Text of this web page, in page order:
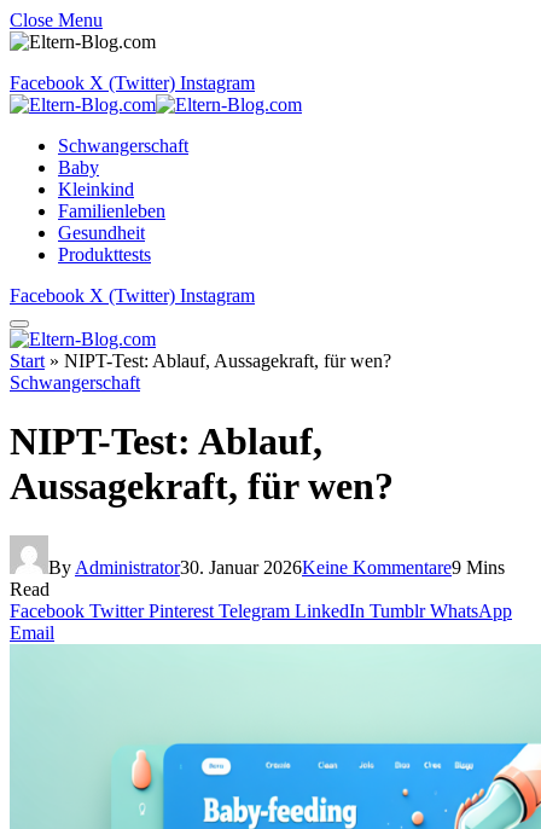
Close Menu
Facebook X (Twitter) Instagram
Schwangerschaft
Baby
Kleinkind
Familienleben
Gesundheit
Produkttests
Facebook X (Twitter) Instagram
Start » NIPT-Test: Ablauf, Aussagekraft, für wen?
Schwangerschaft
NIPT-Test: Ablauf,
Aussagekraft, für wen?
By Administrator30. Januar 2026Keine Kommentare9 Mins
Read
Facebook Twitter Pinterest Telegram LinkedIn Tumblr WhatsApp
Email